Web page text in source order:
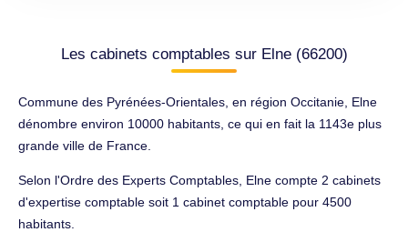
Les cabinets comptables sur Elne (66200)
Commune des Pyrénées-Orientales, en région Occitanie, Elne
dénombre environ 10000 habitants, ce qui en fait la 1143e plus
grande ville de France.
Selon l'Ordre des Experts Comptables, Elne compte 2 cabinets
d'expertise comptable soit 1 cabinet comptable pour 4500
habitants.